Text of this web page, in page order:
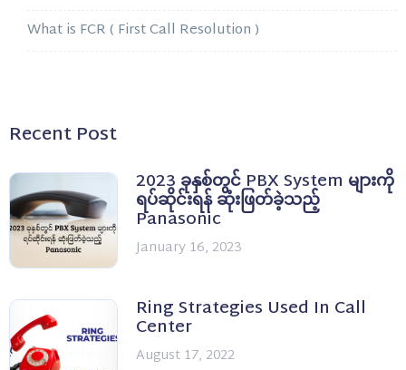
What is FCR ( First Call Resolution )
Recent Post
2023 ခုနှစ်တွင် PBX System များကို
ရပ်ဆိုင်းရန် ဆုံးဖြတ်ခဲ့သည့်
Panasonic
January 16, 2023
Ring Strategies Used In Call
Center
August 17, 2022